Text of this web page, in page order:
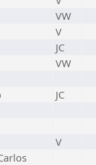
VW
V
JC
VW
JC
V